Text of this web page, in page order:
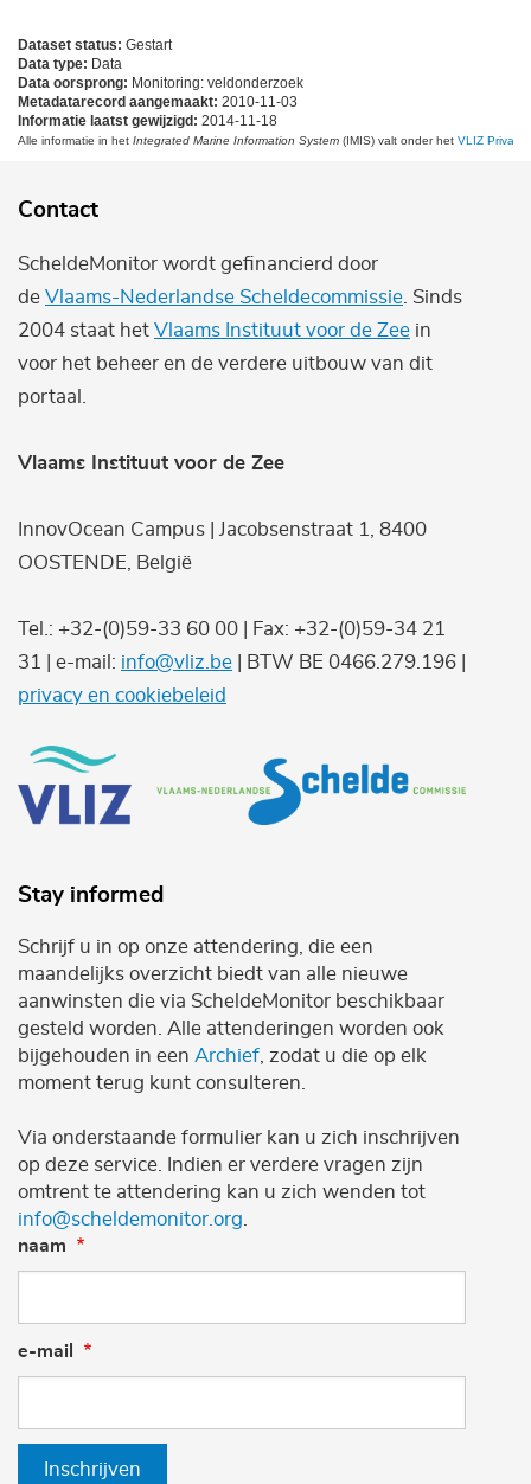
Dataset status: Gestart
Data type: Data
Data oorsprong: Monitoring: veldonderzoek
Metadatarecord aangemaakt: 2010-11-03
Informatie laatst gewijzigd: 2014-11-18
Alle informatie in het Integrated Marine Information System (IMIS) valt onder het VLIZ Privacy
Contact
ScheldeMonitor wordt gefinancierd door
de Vlaams-Nederlandse Scheldecommissie . Sinds
2004 staat het Vlaams Instituut voor de Zee in
voor het beheer en de verdere uitbouw van dit
portaal.
Vlaams Instituut voor de Zee
InnovOcean Campus | Jacobsenstraat 1, 8400
OOSTENDE, België
Tel.: +32-(0)59-33 60 00 | Fax: +32-(0)59-34 21
31 | e-mail: info@vliz.be | BTW BE 0466.279.196 |
privacy en cookiebeleid
Stay informed
Schrijf u in op onze attendering, die een
maandelijks overzicht biedt van alle nieuwe
aanwinsten die via ScheldeMonitor beschikbaar
gesteld worden. Alle attenderingen worden ook
bijgehouden in een Archief , zodat u die op elk
moment terug kunt consulteren.
Via onderstaande formulier kan u zich inschrijven
op deze service. Indien er verdere vragen zijn
omtrent te attendering kan u zich wenden tot
info@scheldemonitor.org
naam
e-mail
Inschrijven